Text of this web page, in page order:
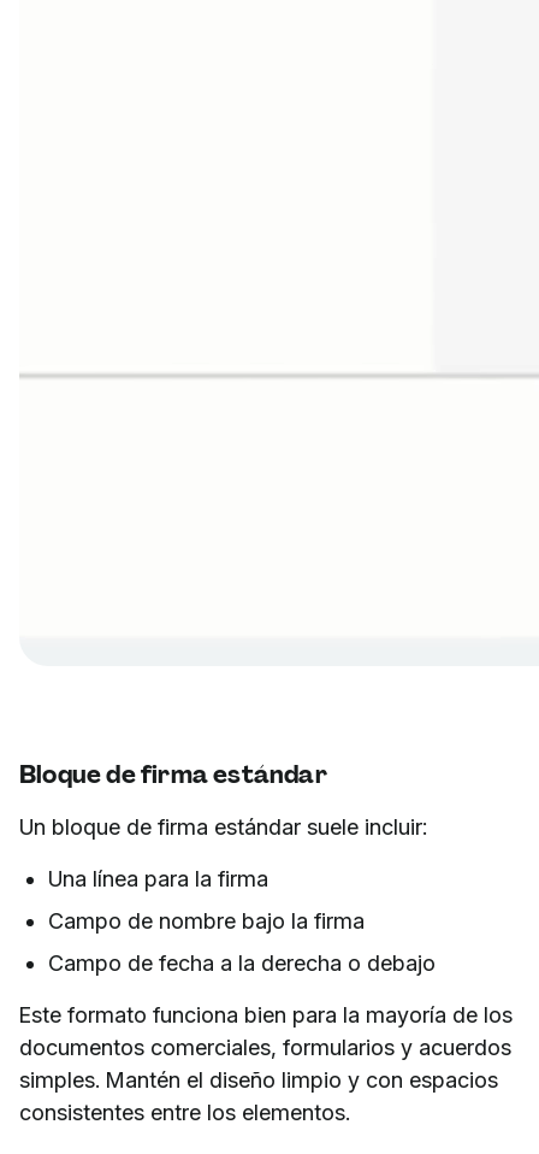
Bloque de firma estándar
Un bloque de firma estándar suele incluir:
Una línea para la firma
Campo de nombre bajo la firma
Campo de fecha a la derecha o debajo
Este formato funciona bien para la mayoría de los
documentos comerciales, formularios y acuerdos
simples. Mantén el diseño limpio y con espacios
consistentes entre los elementos.